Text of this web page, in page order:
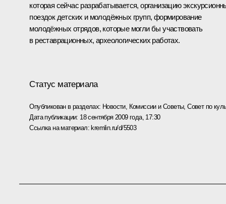
которая сейчас разрабатывается, организацию
поездок детских и молодёжных групп, формирование
молодёжных отрядов, которые могли бы участвовать
в реставрационных, археологических работах.
Статус материала
Опубликован в разделах: Новости, Комиссии и Советы,Совет по
Дата публикации: 18 сентября 2009 года, 17:30
Ссылка на материал: kremlin.ru/d/5503